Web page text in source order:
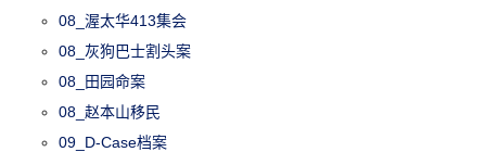
08_渥太华413集会
08_灰狗巴士割头案
08_田园命案
08_赵本山移民
09_D-Case档案